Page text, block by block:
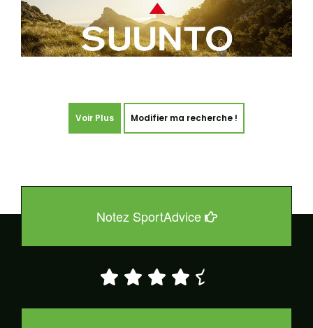
Voir Plus Modifier ma recherche !
Notez SportAdvice